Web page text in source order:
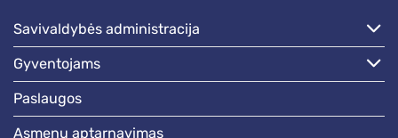
savivaldybės administracija
gyventojams
paslaugos
asmenų aptarnavimas